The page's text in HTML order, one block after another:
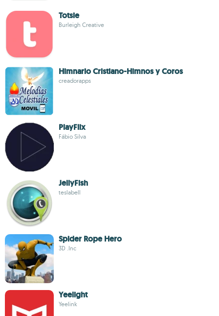
Totsie
Burleigh Creative
Himnario Cristiano-Himnos y Coros
creadorapps
PlayFlix
Fábio Silva
JellyFish
teslabell
Spider Rope Hero
3D .Inc
Yeelight
Yeelink